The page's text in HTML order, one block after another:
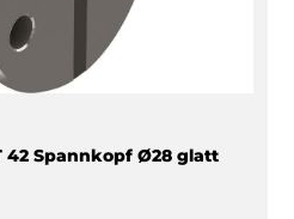
42 Spannkopf Ø28 glatt